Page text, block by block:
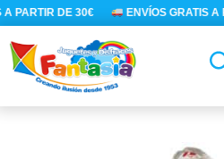
Ir
al
contenido
PARTIR DE 30€ ENVÍOS GRATIS A